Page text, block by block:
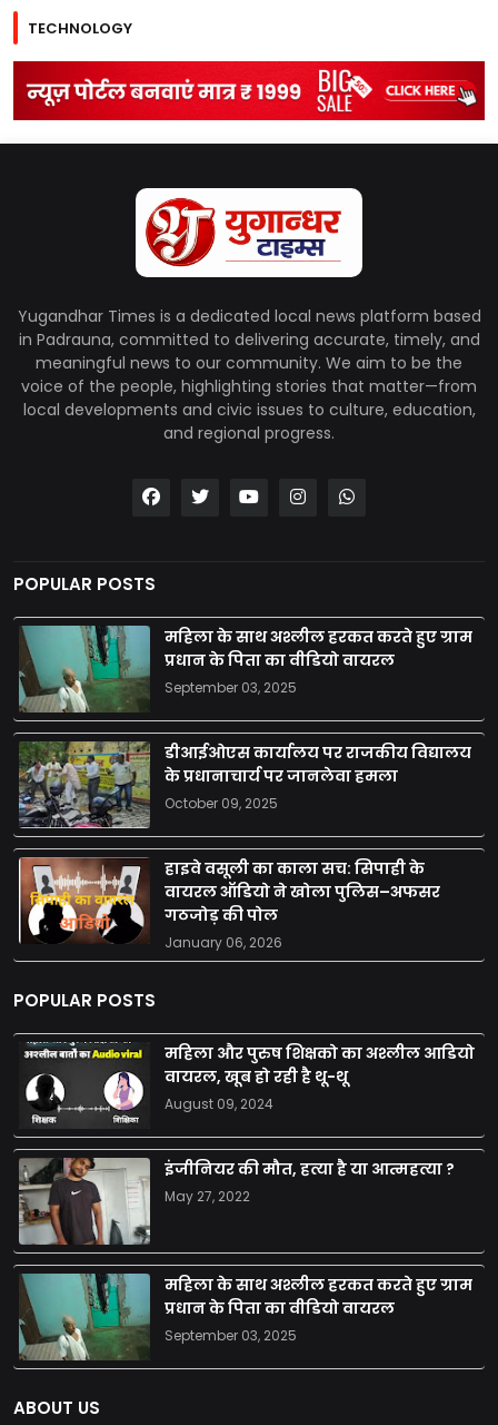
TECHNOLOGY
Yugandhar Times is a dedicated local news platform based
in Padrauna, committed to delivering accurate, timely, and
meaningful news to our community. We aim to be the
voice of the people, highlighting stories that matter—from
local developments and civic issues to culture, education,
and regional progress.
POPULAR POSTS
महिला के साथ अश्लील हरकत करते हुए ग्राम
प्रधान के पिता का वीडियो वायरल
September 03, 2025
डीआईओएस कार्यालय पर राजकीय विद्यालय
के प्रधानाचार्य पर जानलेवा हमला
October 09, 2025
हाइवे वसूली का काला सच: सिपाही के
वायरल ऑडियो ने खोला पुलिस–अफसर
गठजोड़ की पोल
January 06, 2026
POPULAR POSTS
महिला और पुरुष शिक्षको का अश्लील आडियो
वायरल, खूब हो रही है थू-थू
August 09, 2024
इंजीनियर की मौत, हत्या है या आत्महत्या ?
May 27, 2022
महिला के साथ अश्लील हरकत करते हुए ग्राम
प्रधान के पिता का वीडियो वायरल
September 03, 2025
ABOUT US